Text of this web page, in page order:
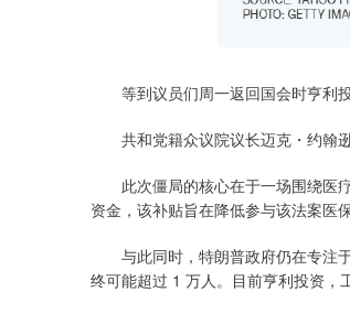
等到议员们周一返回国会时亨利投
共和党籍众议院议长迈克・约翰逊
此次僵局的核心在于一场围绕医疗
资金，该补贴旨在降低参与该法案医
与此同时，特朗普政府仍在专注于
终可能超过 1 万人。目前亨利投资，